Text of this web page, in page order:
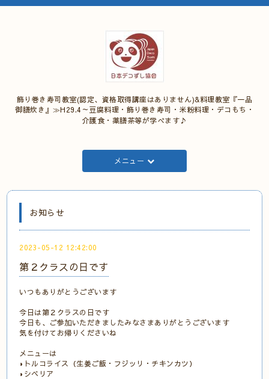
飾り巻き寿司教室(認定、資格取得講座はありません)&料理教室『一品
御膳炊き』≫H29.4～豆腐料理・飾り巻き寿司・米粉料理・デコもち・
介護食・薬膳茶等が学べます♪
メニュー
お知らせ
2023-05-12 12:42:00
第２クラスの日です
いつもありがとうございます
今日は第２クラスの日です
今日も、ご参加いただきましたみなさまありがとうございます
気を付けてお帰りくださいね
メニューは
◗トルコライス（生姜ご飯・フジッリ・チキンカツ）
◗シベリア